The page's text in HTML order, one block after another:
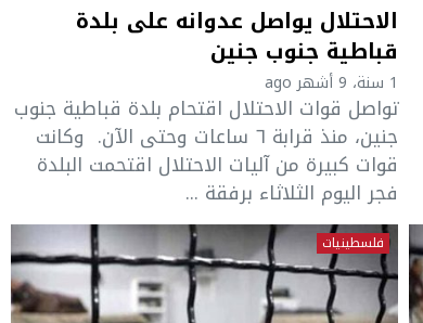
الاحتلال يواصل عدوانه على بلدة
قباطية جنوب جنين
1 سنة، 9 أشهر ago
تواصل قوات الاحتلال اقتحام بلدة قباطية جنوب
جنين، منذ قرابة ٦ ساعات وحتى الآن. وكانت
قوات كبيرة من آليات الاحتلال اقتحمت البلدة
فجر اليوم الثلاثاء برفقة ...
فلسطينيات